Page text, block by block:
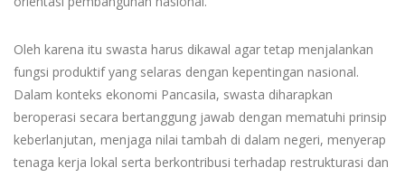
Oleh karena itu swasta harus dikawal agar tetap menjalankan
fungsi produktif yang selaras dengan kepentingan nasional.
Dalam konteks ekonomi Pancasila, swasta diharapkan
beroperasi secara bertanggung jawab dengan mematuhi prinsip
keberlanjutan, menjaga nilai tambah di dalam negeri, menyerap
tenaga kerja lokal serta berkontribusi terhadap restrukturasi dan